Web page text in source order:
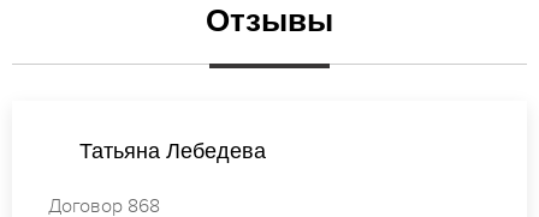
Отзывы
Наталья Попова
Договор 560